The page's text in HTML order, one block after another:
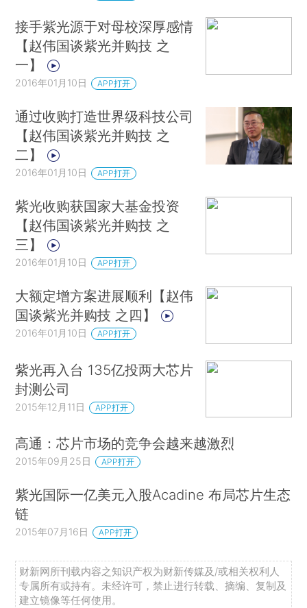
接手紫光源于对母校深厚感情
【赵伟国谈紫光并购技 之
一】
2016年01月10日 APP打开
通过收购打造世界级科技公司
【赵伟国谈紫光并购技 之
二】
2016年01月10日 APP打开
紫光收购获国家大基金投资
【赵伟国谈紫光并购技 之
三】
2016年01月10日 APP打开
大额定增方案进展顺利【赵伟
国谈紫光并购技 之四】
2016年01月10日 APP打开
紫光再入台 135亿投两大芯片
封测公司
2015年12月11日 APP打开
高通：芯片市场的竞争会越来越激烈
2015年09月25日 APP打开
紫光国际一亿美元入股Acadine 布局芯片生态
链
2015年07月16日 APP打开
财新网所刊载内容之知识产权为财新传媒及/或相关权利人
专属所有或持有。未经许可，禁止进行转载、摘编、复制及
建立镜像等任何使用。